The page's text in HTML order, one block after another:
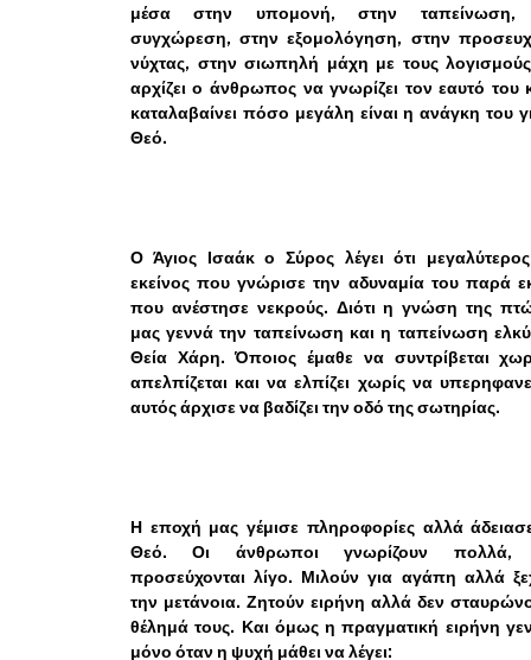
μέσα στην υπομονή, στην ταπείνωση,
συγχώρεση, στην εξομολόγηση, στην
νύχτας, στην σιωπηλή μάχη με τους
αρχίζει ο άνθρωπος να γνωρίζει τον εαυτό του
καταλαβαίνει πόσο μεγάλη είναι η ανάγκη του
Θεό.
Ο Άγιος Ισαάκ ο Σύρος λέγει ότι μεγαλύτερος
εκείνος που γνώρισε την αδυναμία του παρά
που ανέστησε νεκρούς. Διότι η γνώση της
μας γεννά την ταπείνωση και η ταπείνωση
Θεία Χάρη. Όποιος έμαθε να συντρίβεται
απελπίζεται και να ελπίζει χωρίς να
αυτός άρχισε να βαδίζει την οδό της σωτηρίας.
Η εποχή μας γέμισε πληροφορίες αλλά
Θεό. Οι άνθρωποι γνωρίζουν πολλά,
προσεύχονται λίγο. Μιλούν για αγάπη αλλά
την μετάνοια. Ζητούν ειρήνη αλλά δεν
θέλημά τους. Και όμως η πραγματική ειρήνη
μόνο όταν η ψυχή μάθει να λέγει: